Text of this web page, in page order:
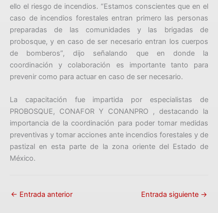
ello el riesgo de incendios. “Estamos conscientes que en el
caso de incendios forestales entran primero las personas
preparadas de las comunidades y las brigadas de
probosque, y en caso de ser necesario entran los cuerpos
de bomberos”, dijo señalando que en donde la
coordinación y colaboración es importante tanto para
prevenir como para actuar en caso de ser necesario.
La capacitación fue impartida por especialistas de
PROBOSQUE, CONAFOR Y CONANPRO , destacando la
importancia de la coordinación para poder tomar medidas
preventivas y tomar acciones ante incendios forestales y de
pastizal en esta parte de la zona oriente del Estado de
México.
← Entrada anterior Entrada siguiente →